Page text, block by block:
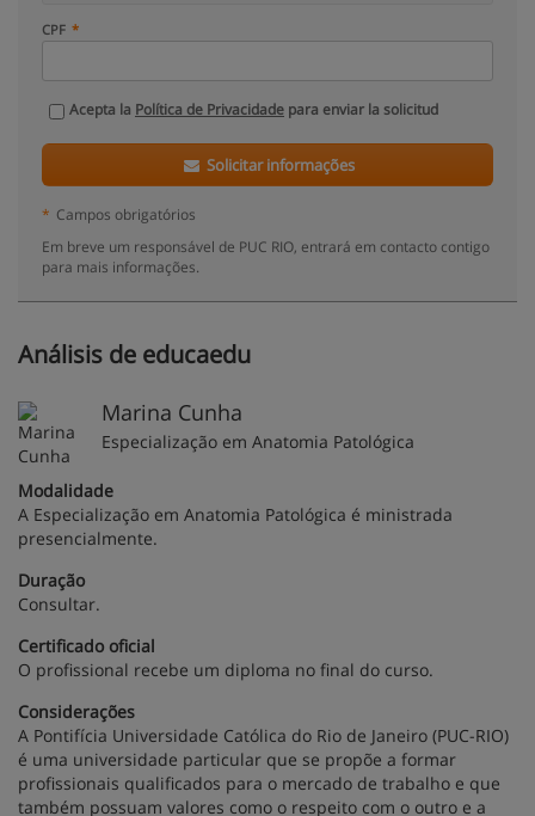
CPF
Acepta la Política de Privacidade para enviar la solicitud
Solicitar informações
* Campos obrigatórios
Em breve um responsável de PUC RIO, entrará em contacto contigo
para mais informações.
Análisis de educaedu
Marina Cunha
Especialização em Anatomia Patológica
Modalidade
A Especialização em Anatomia Patológica é ministrada
presencialmente.
Duração
Consultar.
Certificado oficial
O profissional recebe um diploma no final do curso.
Considerações
A Pontifícia Universidade Católica do Rio de Janeiro (PUC-RIO)
é uma universidade particular que se propõe a formar
profissionais qualificados para o mercado de trabalho e que
também possuam valores como o respeito com o outro e a